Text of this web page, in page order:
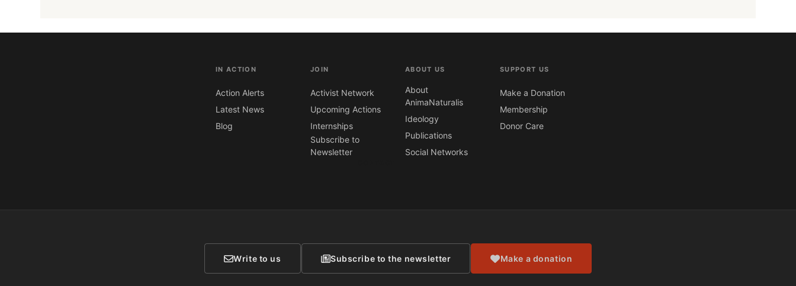
IN ACTION
Action Alerts
Latest News
Blog
JOIN
Activist Network
Upcoming Actions
Internships
Subscribe to
Newsletter
ABOUT US
About
AnimaNaturalis
Ideology
Publications
Social Networks
SUPPORT US
Make a Donation
Membership
Donor Care
Write to us Subscribe to the newsletter Make a donation